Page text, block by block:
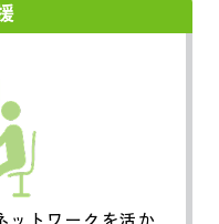
ットワークを活か